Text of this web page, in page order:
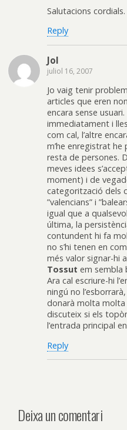
Salutacions cordials.
Reply
Jol
juliol 16, 2007
Jo vaig tenir
articles que eren
encara sense
immediatament i
com cal, l’altre
m’he enregistrat
resta de persones.
meves idees
moment) i de
categorització dels
”valencians” i
igual que a
última, la
contundent hi fa
no s’hi tenen en
més valor signar-hi
Tossut em sembla
Ara cal escriure-hi
ningú no
donarà molta molta
discuteix si els
l’entrada principal
Reply
Deixa un comentari